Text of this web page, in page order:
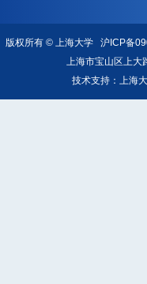
版权所有 ©上海大学 沪ICP备
上海市宝山区上
技术支持：
上海